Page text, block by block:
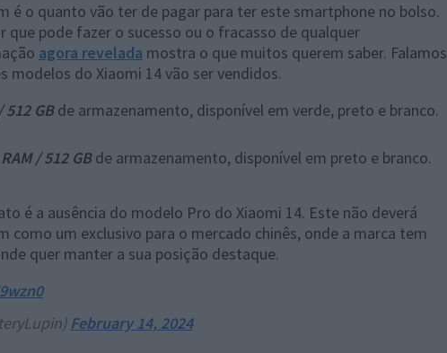
é o quanto vão ter de pagar para ter este smartphone no bolso.
que pode fazer o sucesso ou o fracasso de qualquer
agora revelada mostra o que muitos querem saber. Falamos
modelos do Xiaomi 14 vão ser vendidos.
512 GBde armazenamento, disponível em verde, preto e branco.
/ 512 GBde armazenamento, disponível em preto e branco.
é a ausência do modelo Pro do Xiaomi 14. Este não deverá
como um exclusivo para o mercado chinês, onde a marca tem
quer manter a sua posição destaque.
February 14, 2024